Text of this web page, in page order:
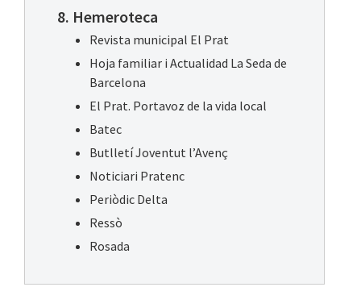
8. Hemeroteca
Revista municipal El Prat
Hoja familiar i Actualidad La Seda de
Barcelona
El Prat. Portavoz de la vida local
Batec
Butlletí Joventut l’Avenç
Noticiari Pratenc
Periòdic Delta
Ressò
Rosada